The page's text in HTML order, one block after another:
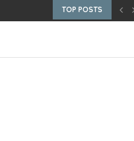
TOP POSTS